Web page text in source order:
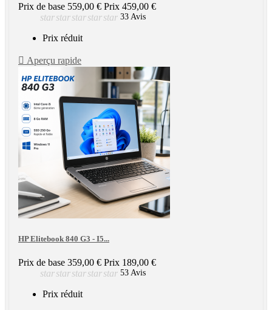
Prix de base 559,00 € Prix 459,00 €
starstarstarstarstar 33 Avis
Prix réduit
 Aperçu rapide
HP Elitebook 840 G3 - I5...
Prix de base 359,00 € Prix 189,00 €
starstarstarstarstar 53 Avis
Prix réduit